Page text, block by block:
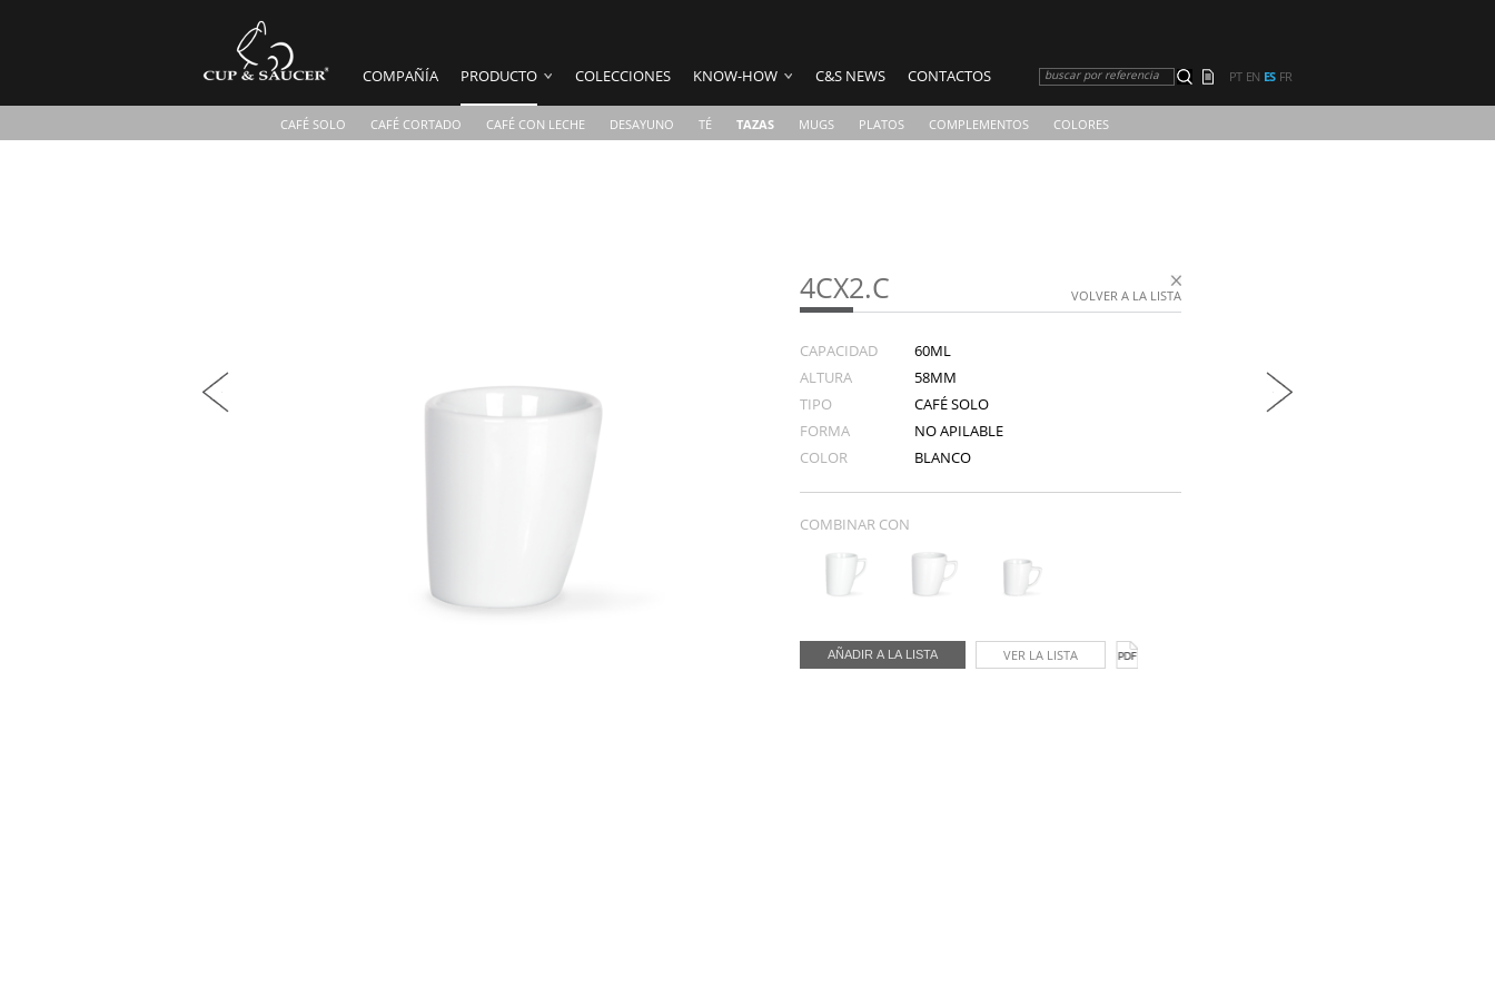
COMPAÑÍA PRODUCTO
CAFÉ SOLO CAFÉ CORTADO CAFÉ CON LECHE DESAYUNO TÉ TAZAS MUGS PLATOS COMPLEMENTOS COLORES
COLECCIONES KNOW-HOW C&S NEWS CONTACTOS buscar por referencia PT EN ES FR
VOLVER A LA LISTA
4CX2.C
CAPACIDAD
60ML
ALTURA
58MM
TIPO
CAFÉ SOLO
FORMA
NO APILABLE
COLOR
BLANCO
COMBINAR CON
VER LA LISTA